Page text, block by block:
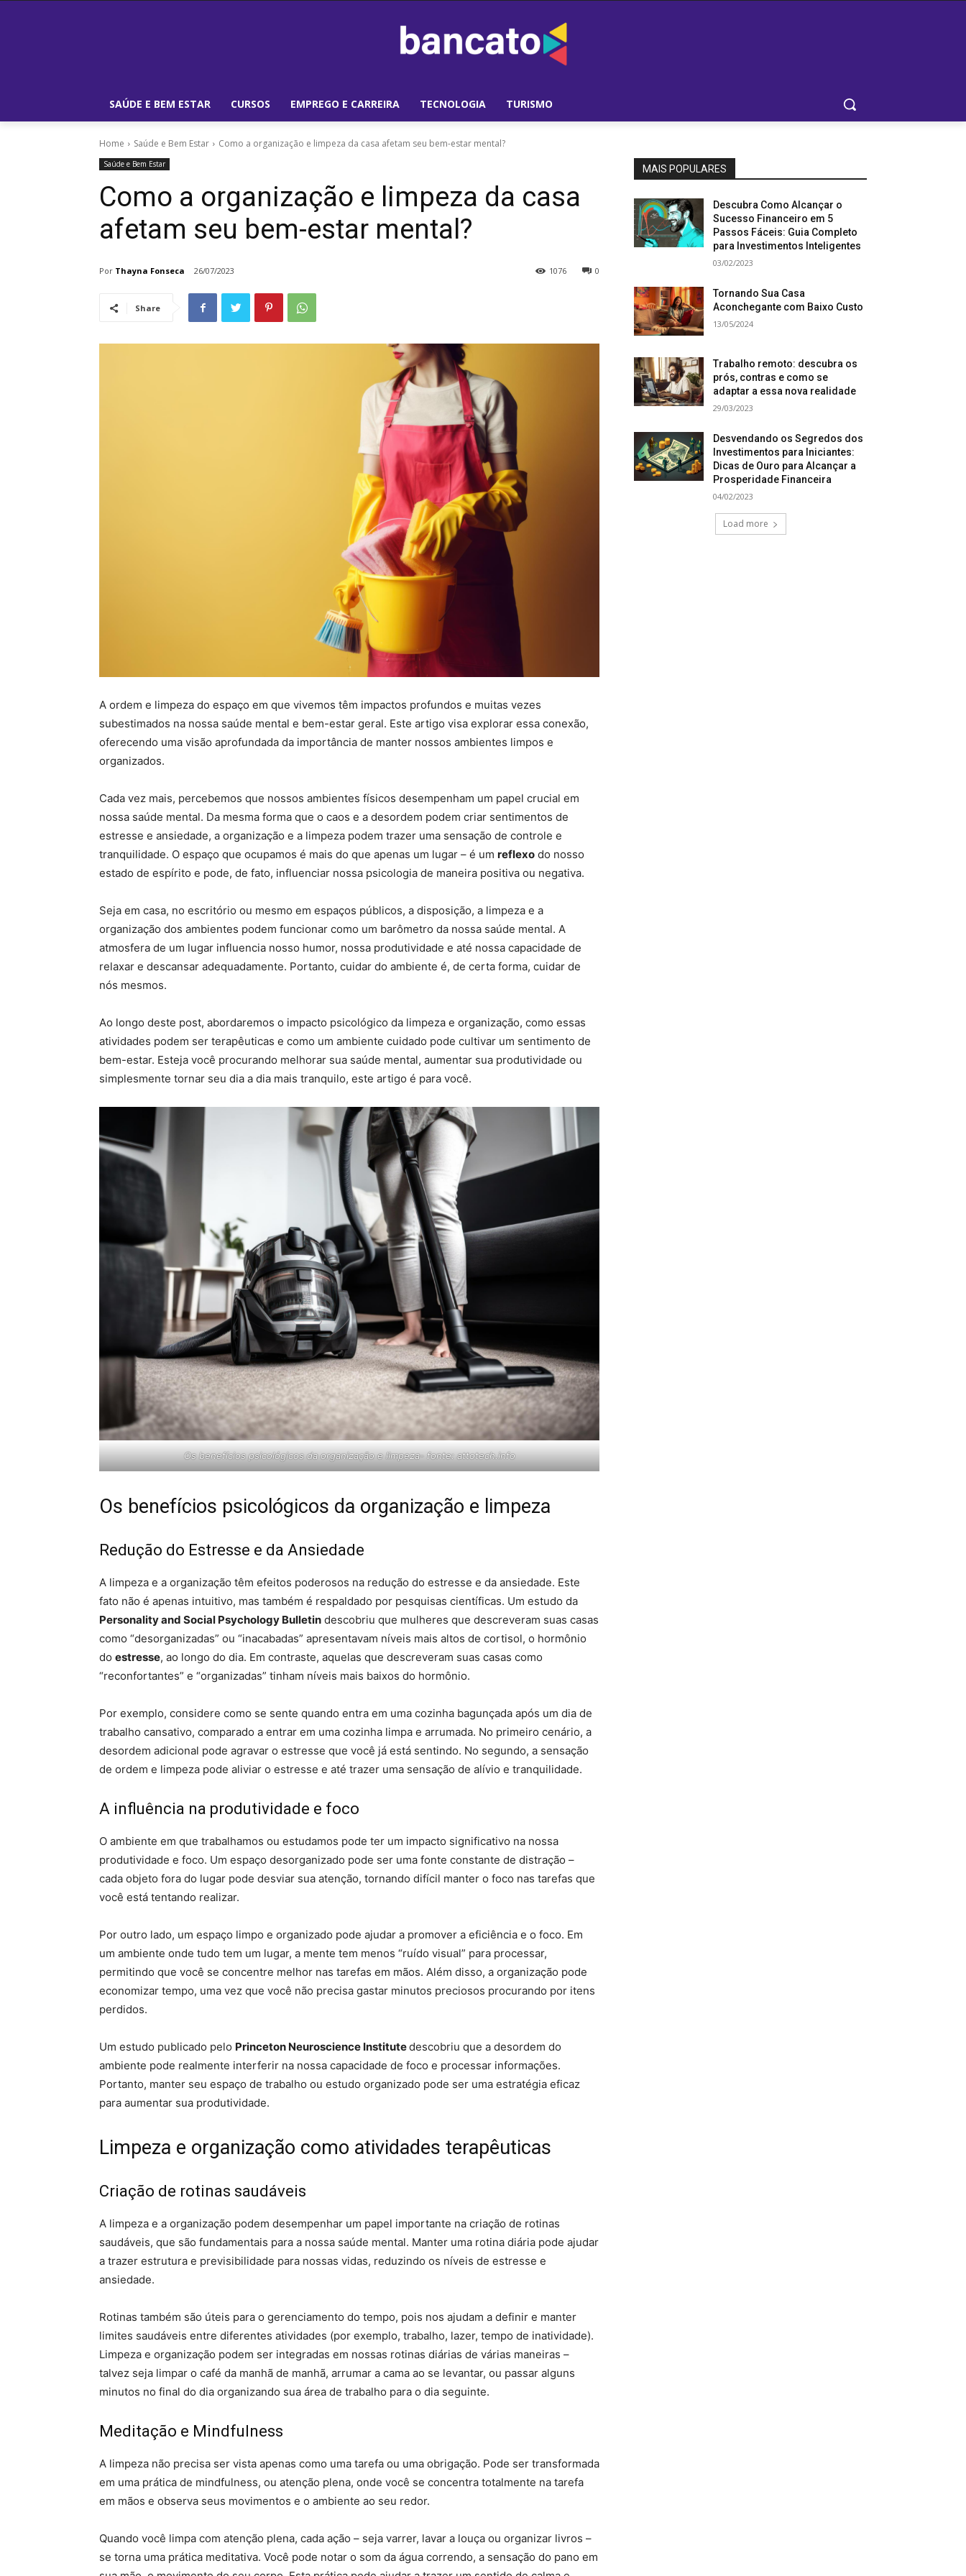
SAÚDE E BEM ESTAR CURSOS EMPREGO E CARREIRA TECNOLOGIA TURISMO
Home Saúde e Bem Estar Como a organização e limpeza da casa afetam seu bem-estar mental?
Saúde e Bem Estar
Como a organização e limpeza da casa
afetam seu bem-estar mental?
Por Thayna Fonseca 26/07/2023 0
1076
Share
A ordem e limpeza do espaço em que vivemos têm impactos profundos e muitas vezes
subestimados na nossa saúde mental e bem-estar geral. Este artigo visa explorar essa conexão,
oferecendo uma visão aprofundada da importância de manter nossos ambientes limpos e
organizados.
Cada vez mais, percebemos que nossos ambientes físicos desempenham um papel crucial em
nossa saúde mental. Da mesma forma que o caos e a desordem podem criar sentimentos de
estresse e ansiedade, a organização e a limpeza podem trazer uma sensação de controle e
tranquilidade. O espaço que ocupamos é mais do que apenas um lugar – é um reflexo do nosso
estado de espírito e pode, de fato, influenciar nossa psicologia de maneira positiva ou negativa.
Seja em casa, no escritório ou mesmo em espaços públicos, a disposição, a limpeza e a
organização dos ambientes podem funcionar como um barômetro da nossa saúde mental. A
atmosfera de um lugar influencia nosso humor, nossa produtividade e até nossa capacidade de
relaxar e descansar adequadamente. Portanto, cuidar do ambiente é, de certa forma, cuidar de
nós mesmos.
Ao longo deste post, abordaremos o impacto psicológico da limpeza e organização, como essas
atividades podem ser terapêuticas e como um ambiente cuidado pode cultivar um sentimento de
bem-estar. Esteja você procurando melhorar sua saúde mental, aumentar sua produtividade ou
simplesmente tornar seu dia a dia mais tranquilo, este artigo é para você.
Os benefícios psicológicos da organização e limpeza- fonte: attotech.info
Os benefícios psicológicos da organização e limpeza
Redução do Estresse e da Ansiedade
A limpeza e a organização têm efeitos poderosos na redução do estresse e da ansiedade. Este
fato não é apenas intuitivo, mas também é respaldado por pesquisas científicas. Um estudo da
Personality and Social Psychology Bulletin descobriu que mulheres que descreveram suas casas
como “desorganizadas” ou “inacabadas” apresentavam níveis mais altos de cortisol, o hormônio
do estresse, ao longo do dia. Em contraste, aquelas que descreveram suas casas como
“reconfortantes” e “organizadas” tinham níveis mais baixos do hormônio.
Por exemplo, considere como se sente quando entra em uma cozinha bagunçada após um dia de
trabalho cansativo, comparado a entrar em uma cozinha limpa e arrumada. No primeiro cenário, a
desordem adicional pode agravar o estresse que você já está sentindo. No segundo, a sensação
de ordem e limpeza pode aliviar o estresse e até trazer uma sensação de alívio e tranquilidade.
A influência na produtividade e foco
O ambiente em que trabalhamos ou estudamos pode ter um impacto significativo na nossa
produtividade e foco. Um espaço desorganizado pode ser uma fonte constante de distração –
cada objeto fora do lugar pode desviar sua atenção, tornando difícil manter o foco nas tarefas que
você está tentando realizar.
Por outro lado, um espaço limpo e organizado pode ajudar a promover a eficiência e o foco. Em
um ambiente onde tudo tem um lugar, a mente tem menos “ruído visual” para processar,
permitindo que você se concentre melhor nas tarefas em mãos. Além disso, a organização pode
economizar tempo, uma vez que você não precisa gastar minutos preciosos procurando por itens
perdidos.
Um estudo publicado pelo Princeton Neuroscience Institutedescobriu que a desordem do
ambiente pode realmente interferir na nossa capacidade de foco e processar informações.
Portanto, manter seu espaço de trabalho ou estudo organizado pode ser uma estratégia eficaz
para aumentar sua produtividade.
Limpeza e organização como atividades terapêuticas
Criação de rotinas saudáveis
A limpeza e a organização podem desempenhar um papel importante na criação de rotinas
saudáveis, que são fundamentais para a nossa saúde mental. Manter uma rotina diária pode ajudar
a trazer estrutura e previsibilidade para nossas vidas, reduzindo os níveis de estresse e
ansiedade.
Rotinas também são úteis para o gerenciamento do tempo, pois nos ajudam a definir e manter
limites saudáveis ​​entre diferentes atividades (por exemplo, trabalho, lazer, tempo de inatividade).
Limpeza e organização podem ser integradas em nossas rotinas diárias de várias maneiras –
talvez seja limpar o café da manhã de manhã, arrumar a cama ao se levantar, ou passar alguns
minutos no final do dia organizando sua área de trabalho para o dia seguinte.
Meditação e Mindfulness
A limpeza não precisa ser vista apenas como uma tarefa ou uma obrigação. Pode ser transformada
em uma prática de mindfulness, ou atenção plena, onde você se concentra totalmente na tarefa
em mãos e observa seus movimentos e o ambiente ao seu redor.
Quando você limpa com atenção plena, cada ação – seja varrer, lavar a louça ou organizar livros –
se torna uma prática meditativa. Você pode notar o som da água correndo, a sensação do pano em
MAIS POPULARES
Descubra Como Alcançar o
Sucesso Financeiro em 5
Passos Fáceis: Guia Completo
para Investimentos Inteligentes
03/02/2023
Tornando Sua Casa
Aconchegante com Baixo Custo
13/05/2024
Trabalho remoto: descubra os
prós, contras e como se
adaptar a essa nova realidade
29/03/2023
Desvendando os Segredos dos
Investimentos para Iniciantes:
Dicas de Ouro para Alcançar a
Prosperidade Financeira
04/02/2023
Load more